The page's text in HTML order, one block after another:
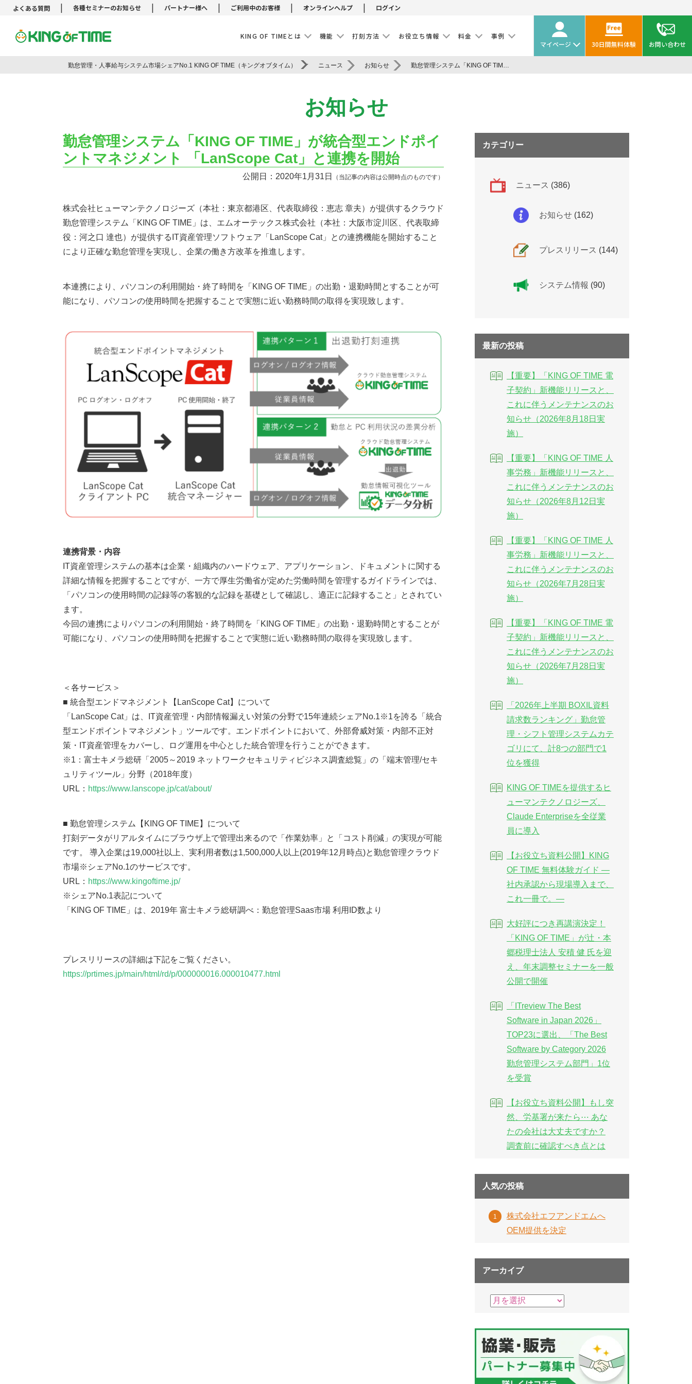
よくある質問 | 各種セミナーのお知らせ | パートナー様へ | ご利用中のお客様 | オンラインヘルプ | ログイン
KING OF TIMEとは 機能 打刻方法 お役立ち情報 料金
事例
マイページ
30日間無料体験 お問い合わせ
勤怠管理・人事給与システム市場シェアNo.1 KING OF TIME（キングオブタイム） ニュース お知らせ 勤怠管理システム「KING OF TIME」が統合型エンドポイントマネジメント 「LanScope Cat」と連携を開始
お知らせ
勤怠管理システム「KING OF TIME」が統合型エンドポイ
ントマネジメント 「LanScope Cat」と連携を開始
公開日：2020年1月31日 （当記事の内容は公開時点のものです）
株式会社ヒューマンテクノロジーズ（本社：東京都港区、代表取締役：恵志 章夫）が提供するクラウド
勤怠管理システム「KING OF TIME」は、エムオーテックス株式会社（本社：大阪市淀川区、代表取締
役：河之口 達也）が提供するIT資産管理ソフトウェア「LanScope Cat」との連携機能を開始すること
により正確な勤怠管理を実現し、企業の働き方改革を推進します。
本連携により、パソコンの利用開始・終了時間を「KING OF TIME」の出勤・退勤時間とすることが可
能になり、パソコンの使用時間を把握することで実態に近い勤務時間の取得を実現致します。
連携背景・内容
IT資産管理システムの基本は企業・組織内のハードウェア、アプリケーション、ドキュメントに関する
詳細な情報を把握することですが、一方で厚生労働省が定めた労働時間を管理するガイドラインでは、
「パソコンの使用時間の記録等の客観的な記録を基礎として確認し、適正に記録すること」とされてい
ます。
今回の連携によりパソコンの利用開始・終了時間を「KING OF TIME」の出勤・退勤時間とすることが
可能になり、パソコンの使用時間を把握することで実態に近い勤務時間の取得を実現致します。
＜各サービス＞
■ 統合型エンドマネジメント【LanScope Cat】について
「LanScope Cat」は、IT資産管理・内部情報漏えい対策の分野で15年連続シェアNo.1※1を誇る「統合
型エンドポイントマネジメント」ツールです。エンドポイントにおいて、外部脅威対策・内部不正対
策・IT資産管理をカバーし、ログ運用を中心とした統合管理を行うことができます。
※1：富士キメラ総研「2005～2019 ネットワークセキュリティビジネス調査総覧」の「端末管理/セキ
ュリティツール」分野（2018年度）
URL： https://www.lanscope.jp/cat/about/
■ 勤怠管理システム【KING OF TIME】について
打刻データがリアルタイムにブラウザ上で管理出来るので「作業効率」と「コスト削減」の実現が可能
です。 導入企業は19,000社以上、実利用者数は1,500,000人以上(2019年12月時点)と勤怠管理クラウド
市場※シェアNo.1のサービスです。
URL： https://www.kingoftime.jp/
※シェアNo.1表記について
「KING OF TIME」は、2019年 富士キメラ総研調べ：勤怠管理Saas市場 利用ID数より
プレスリリースの詳細は下記をご覧ください。
https://prtimes.jp/main/html/rd/p/000000016.000010477.html
カテゴリー
ニュース (386)
お知らせ (162)
プレスリリース (144)
システム情報 (90)
最新の投稿
【重要】「KING OF TIME 電
子契約」新機能リリースと、
これに伴うメンテナンスのお
知らせ（2026年8月18日実
施）
【重要】「KING OF TIME 人
事労務」新機能リリースと、
これに伴うメンテナンスのお
知らせ（2026年8月12日実
施）
【重要】「KING OF TIME 人
事労務」新機能リリースと、
これに伴うメンテナンスのお
知らせ（2026年7月28日実
施）
【重要】「KING OF TIME 電
子契約」新機能リリースと、
これに伴うメンテナンスのお
知らせ（2026年7月28日実
施）
「2026年上半期 BOXIL資料
請求数ランキング」勤怠管
理・シフト管理システムカテ
ゴリにて、計8つの部門で1
位を獲得
KING OF TIMEを提供するヒ
ューマンテクノロジーズ、
Claude Enterpriseを全従業
員に導入
【お役立ち資料公開】KING
OF TIME 無料体験ガイド ―
社内承認から現場導入まで、
これ一冊で。―
大好評につき再講演決定！
「KING OF TIME」が辻・本
郷税理士法人 安積 健 氏を迎
え、年末調整セミナーを一般
公開で開催
「ITreview The Best
Software in Japan 2026」
TOP23に選出、「The Best
Software by Category 2026
勤怠管理システム部門」1位
を受賞
【お役立ち資料公開】もし突
然、労基署が来たら⋯ あな
たの会社は大丈夫ですか？
調査前に確認すべき点とは
人気の投稿
株式会社エフアンドエムへ
OEM提供を決定
アーカイブ